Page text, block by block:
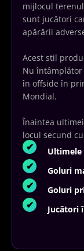
mijlocul
sunt jucători
apărării
Acest stil
Nu
în offside în
Mondial.
Înaintea
locul secund
Ultimele
Goluri
Goluri
Jucători